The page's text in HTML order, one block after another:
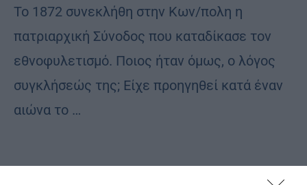
Το 1872 συνεκλήθη στην Κων/πολη η
πατριαρχική Σύνοδος που καταδίκασε τον
εθνοφυλετισμό. Ποιος ήταν όμως, ο λόγος
συγκλήσεώς της; Είχε προηγηθεί κατά έναν
αιώνα το …